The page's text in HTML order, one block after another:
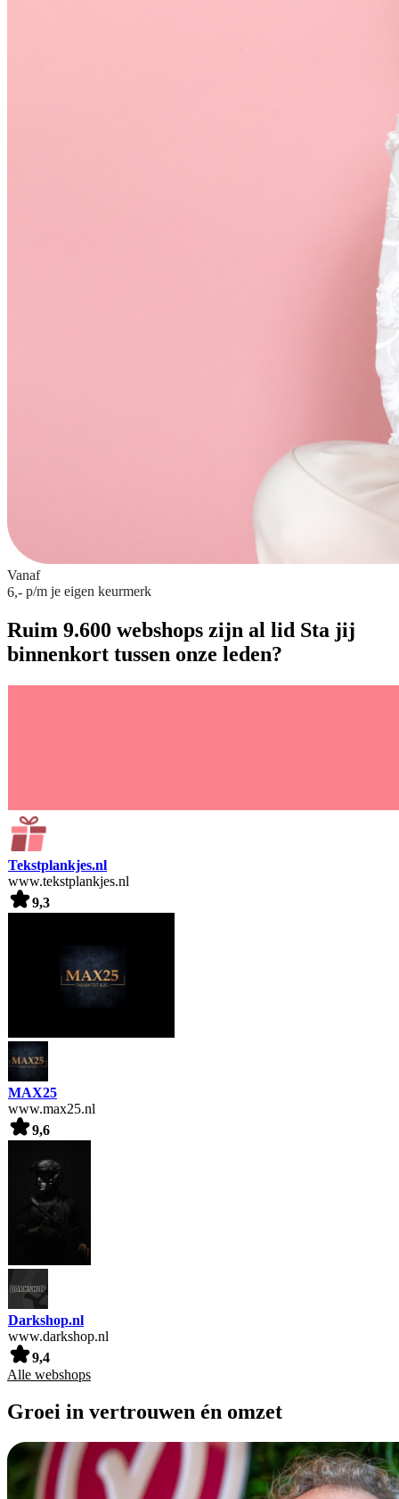
Vanaf
6,- p/m je eigen keurmerk
Ruim 9.600 webshops zijn al lid Sta jij
binnenkort tussen onze leden?
Tekstplankjes.nl
www.tekstplankjes.nl
9,3
MAX25
www.max25.nl
9,6
Darkshop.nl
www.darkshop.nl
9,4
Alle webshops
Groei in vertrouwen én omzet